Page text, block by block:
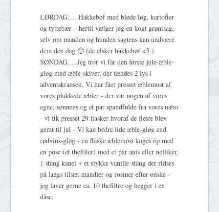
LØRDAG…..Hakkebøf med bløde løg, kartofler
og tyttebær – hertil vælger jeg en kogt grøntsag,
selv om manden og hunden sagtens kan undvære
dem den dag 🙂 (de elsker hakkebøf <3 )
SØNDAG.....Jeg tror vi får den første jule-æble-
gløg med æble-skiver, der tændes 2 lys i
adventskransen. Vi har fået presset æblemost af
vores plukkede æbler - der var nogen af vores
egne, sønnens og et par spandfulde fra vores nabo
- vi fik presset 29 flasker hvoraf de fleste blev
gemt til jul - Vi kan bedre lide æble-gløg end
rødvins-gløg - en flaske æblemost koges op med
en pose (et thefilter) med et par anis eller nelliker,
1 stang kanel + et stykke vanille-stang der ridses
på langs tilsæt mandler og rosiner efter ønske -
jeg laver gerne ca. 10 thefiltre og lægger i en
dåse.